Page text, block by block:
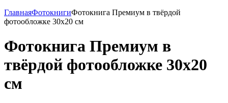
ГлавнаяФотокнигиФотокнига Премиум в твёрдой
фотообложке 30х20 см
Фотокнига Премиум в
твёрдой фотообложке 30х20
см